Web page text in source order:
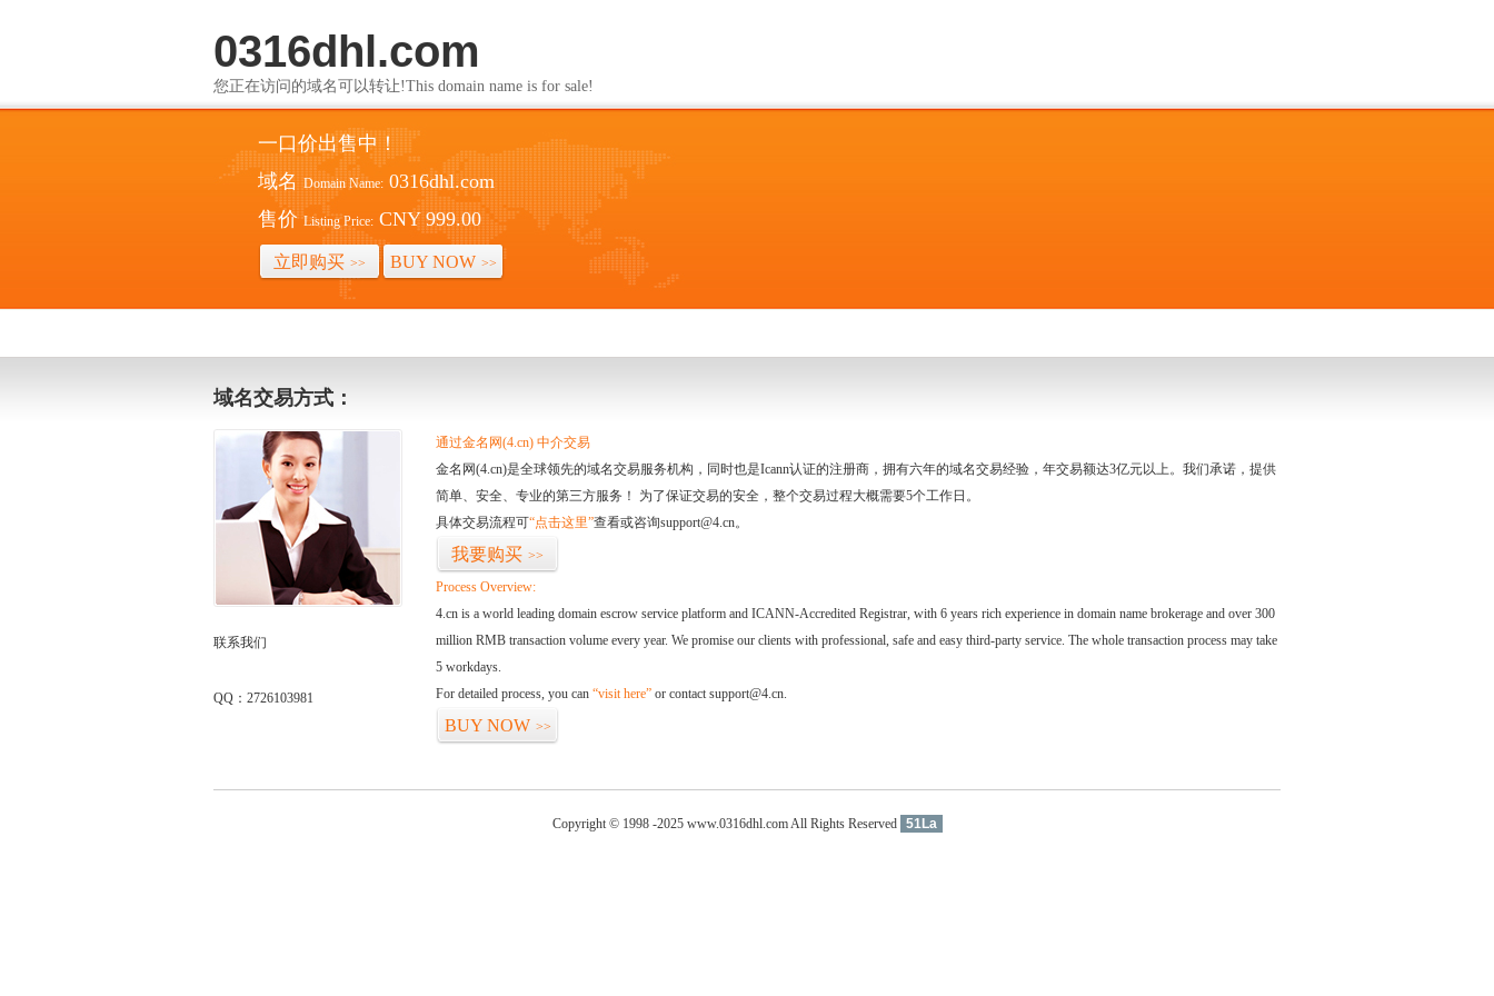
0316dhl.com
您正在访问的域名可以转让!This domain name is for sale!
一口价出售中！
域名 Domain Name: 0316dhl.com
售价 Listing Price: CNY 999.00
立即购买 >> BUY NOW >>
域名交易方式：
联系我们
QQ：2726103981
通过金名网(4.cn) 中介交易
金名网(4.cn)是全球领先的域名交易服务机构，同时也是Icann认证的注册商，拥有六年的域名交易经验，年交易额达3亿元以上。我们承诺，提供
简单、安全、专业的第三方服务！ 为了保证交易的安全，整个交易过程大概需要5个工作日。
具体交易流程可“点击这里”查看或咨询support@4.cn。
我要购买 >>
Process Overview:
4.cn is a world leading domain escrow service platform and ICANN-Accredited Registrar, with 6 years rich experience in domain name brokerage and over 300
million RMB transaction volume every year. We promise our clients with professional, safe and easy third-party service. The whole transaction process may take
5 workdays.
For detailed process, you can “visit here” or contact support@4.cn.
BUY NOW >>
Copyright © 1998 -2025 www.0316dhl.com All Rights Reserved 51La